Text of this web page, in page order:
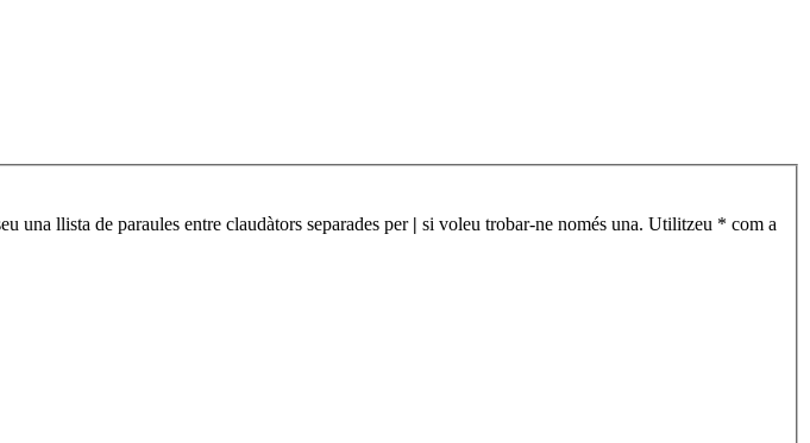
una llista de paraules entre claudàtors separades per | si voleu trobar-ne només una. Utilitzeu * com a